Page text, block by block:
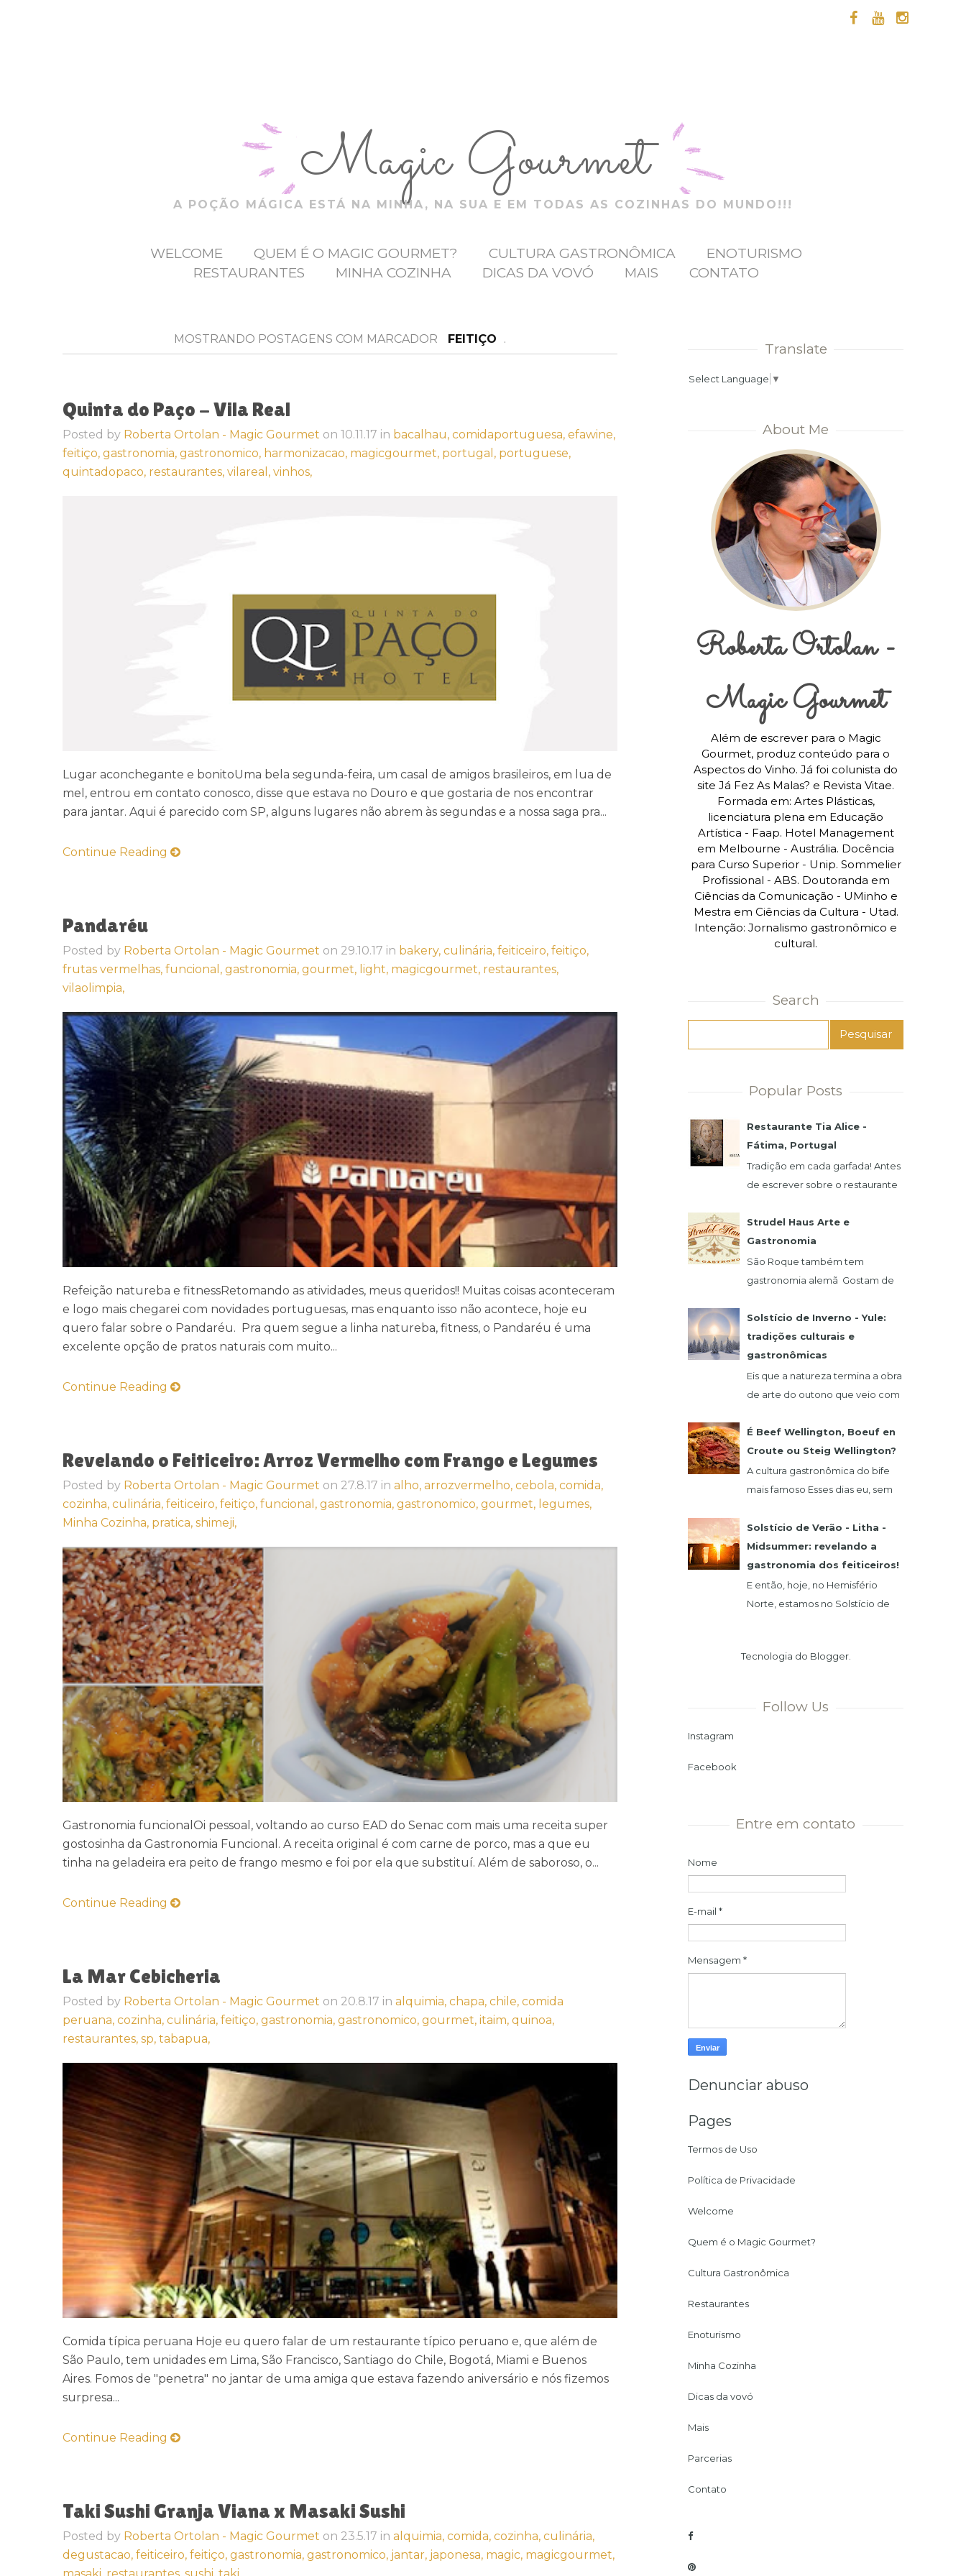
Magic Gourmet
A POÇÃO MÁGICA ESTÁ NA MINHA, NA SUA E EM TODAS AS COZINHAS DO MUNDO!!!
WELCOME QUEM É O MAGIC GOURMET? CULTURA GASTRONÔMICA
ENOTURISMO
RESTAURANTES
MINHA COZINHA DICAS DA VOVÓ MAIS CONTATO
MOSTRANDO POSTAGENS COM MARCADOR FEITIÇO .
Quinta do Paço - Vila Real
Posted by Roberta Ortolan - Magic Gourmet on 10.11.17 in bacalhau, comidaportuguesa, efawine,
feitiço, gastronomia, gastronomico, harmonizacao, magicgourmet, portugal, portuguese,
quintadopaco, restaurantes, vilareal, vinhos,
Lugar aconchegante e bonitoUma bela segunda-feira, um casal de amigos brasileiros, em lua de
mel, entrou em contato conosco, disse que estava no Douro e que gostaria de nos encontrar
para jantar. Aqui é parecido com SP, alguns lugares não abrem às segundas e a nossa saga pra...
Continue Reading
Pandaréu
Posted by Roberta Ortolan - Magic Gourmet on 29.10.17 in bakery, culinária, feiticeiro, feitiço,
frutas vermelhas, funcional, gastronomia, gourmet, light, magicgourmet, restaurantes,
vilaolimpia,
Refeição natureba e fitnessRetomando as atividades, meus queridos!! Muitas coisas aconteceram
e logo mais chegarei com novidades portuguesas, mas enquanto isso não acontece, hoje eu
quero falar sobre o Pandaréu. Pra quem segue a linha natureba, fitness, o Pandaréu é uma
excelente opção de pratos naturais com muito...
Continue Reading
Revelando o Feiticeiro: Arroz Vermelho com Frango e Legumes
Posted by Roberta Ortolan - Magic Gourmet on 27.8.17 in alho, arrozvermelho, cebola, comida,
cozinha, culinária, feiticeiro, feitiço, funcional, gastronomia, gastronomico, gourmet, legumes,
Minha Cozinha, pratica, shimeji,
Gastronomia funcionalOi pessoal, voltando ao curso EAD do Senac com mais uma receita super
gostosinha da Gastronomia Funcional. A receita original é com carne de porco, mas a que eu
tinha na geladeira era peito de frango mesmo e foi por ela que substituí. Além de saboroso, o...
Continue Reading
La Mar Cebicheria
Posted by Roberta Ortolan - Magic Gourmet on 20.8.17 in alquimia, chapa, chile, comida
peruana, cozinha, culinária, feitiço, gastronomia, gastronomico, gourmet, itaim, quinoa,
restaurantes, sp, tabapua,
Comida típica peruana Hoje eu quero falar de um restaurante típico peruano e, que além de
São Paulo, tem unidades em Lima, São Francisco, Santiago do Chile, Bogotá, Miami e Buenos
Aires. Fomos de "penetra" no jantar de uma amiga que estava fazendo aniversário e nós fizemos
surpresa...
Continue Reading
Taki Sushi Granja Viana x Masaki Sushi
Posted by Roberta Ortolan - Magic Gourmet on 23.5.17 in alquimia, comida, cozinha, culinária,
degustacao, feiticeiro, feitiço, gastronomia, gastronomico, jantar, japonesa, magic, magicgourmet,
Translate
Select Language ▼
About Me
Roberta Ortolan -
Magic Gourmet
Além de escrever para o Magic
Gourmet, produz conteúdo para o
Aspectos do Vinho. Já foi colunista do
site Já Fez As Malas? e Revista Vitae.
Formada em: Artes Plásticas,
licenciatura plena em Educação
Artística - Faap. Hotel Management
em Melbourne - Austrália. Docência
para Curso Superior - Unip. Sommelier
Profissional - ABS. Doutoranda em
Ciências da Comunicação - UMinho e
Mestra em Ciências da Cultura - Utad.
Intenção: Jornalismo gastronômico e
cultural.
Search
Popular Posts
Restaurante Tia Alice -
Fátima, Portugal
Tradição em cada garfada! Antes
de escrever sobre o restaurante
agradecer imensamente pela
atenção de seu filho,...
Strudel Haus Arte e
Gastronomia
São Roque também tem
gastronomia alemã Gostam de
de um restaurante que fica na
região de São Roque, o qua...
Solstício de Inverno - Yule:
tradições culturais e
gastronômicas
Eis que a natureza termina a obra
de arte do outono que veio com
vermelho, laranja e amarelo. 21
de dezembro abre as...
É Beef Wellington, Boeuf en
Croute ou Steig Wellington?
A cultura gastronômica do bife
mais famoso Esses dias eu, sem
francês Claude Troisgros no qual
ele ensinava um a...
Solstício de Verão - Litha -
Midsummer: revelando a
gastronomia dos feiticeiros!
E então, hoje, no Hemisfério
Norte, estamos no Solstício de
do ano. Momento ...
Tecnologia do Blogger.
Follow Us
Instagram
Facebook
Entre em contato
Nome
E-mail *
Mensagem *
Denunciar abuso
Pages
Termos de Uso
Política de Privacidade
Welcome
Quem é o Magic Gourmet?
Cultura Gastronômica
Restaurantes
Enoturismo
Minha Cozinha
Dicas da vovó
Mais
Parcerias
Contato